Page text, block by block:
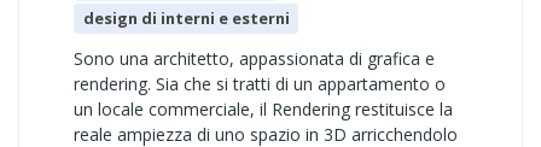
design di interni e esterni
Sono una architetto, appassionata di grafica e
rendering. Sia che si tratti di un appartamento o
un locale commerciale, il Rendering restituisce la
reale ampiezza di uno spazio in 3D arricchendolo